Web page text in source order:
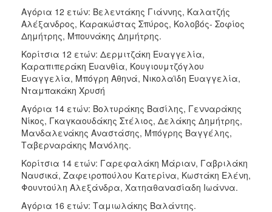
Αγόρια 12 ετών: Βελεντάκης Γιάννης, Καλατζής
Αλέξανδρος, Καρακώστας Σπύρος, Κολοβός- Σοφίος
Δημήτρης, Μπουνάκης Δημήτρης.
Κορίτσια 12 ετών: Δερμιτζάκη Ευαγγελία,
Καραπιπεράκη Ευανθία, Κουγιουμτζόγλου
Ευαγγελία, Μπόγρη Αθηνά, Νικολαϊδη Ευαγγελία,
Νταμπακάκη Χρυσή
Αγόρια 14 ετών: Βολτυράκης Βασίλης, Γενναράκης
Νίκος, Γκαγκαουδάκης Στέλιος, Δελάκης Δημήτρης,
Μανδαλενάκης Αναστάσης, Μπόγρης Βαγγέλης,
Ταβερναράκης Μανόλης.
Κορίτσια 14 ετών: Γαρεφαλάκη Μάριαν, Γαβριλάκη
Ναυσικά, Ζαφειροπούλου Κατερίνα, Κωστάκη Ελένη,
Φουντούλη Αλεξάνδρα, Χατηαθανασίαδη Ιωάννα.
Αγόρια 16 ετών: Ταμιωλάκης Βαλάντης.